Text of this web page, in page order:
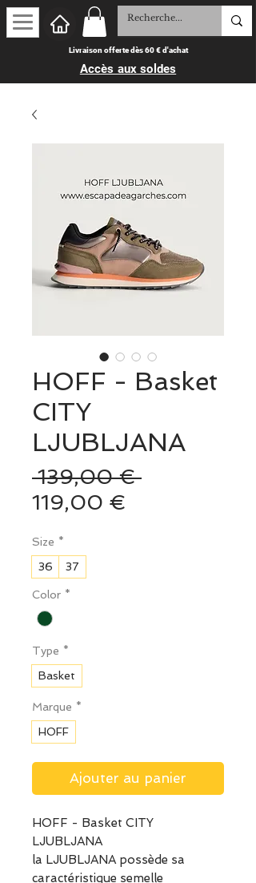
Livraison offerte dès 60 € d'achat
Accès aux soldes
HOFF - Basket
CITY
LJUBLJANA
139,00 € Prix
119,00 €
Size *
36
37
Color *
Type *
Basket
Marque *
HOFF
Ajouter au panier
HOFF - Basket CITY
LJUBLJANA
la LJUBLJANA possède sa
caractéristique semelle